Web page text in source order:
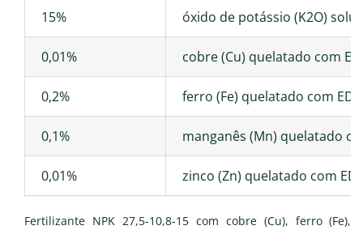
15% óxido de potássio (K2O)
0,01% cobre (Cu) quelatado com
0,2% ferro (Fe) quelatado com
0,1% manganês (Mn) quelatado
0,01% zinco (Zn) quelatado com
Fertilizante NPK 27,5-10,8-15 com cobre (Cu), ferro (Fe),